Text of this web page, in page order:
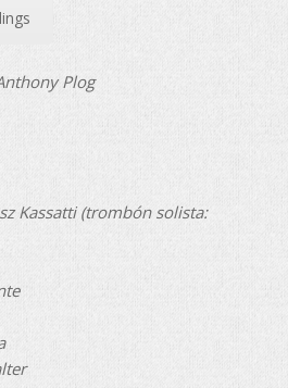
Plog
Kassatti (trombón solista: